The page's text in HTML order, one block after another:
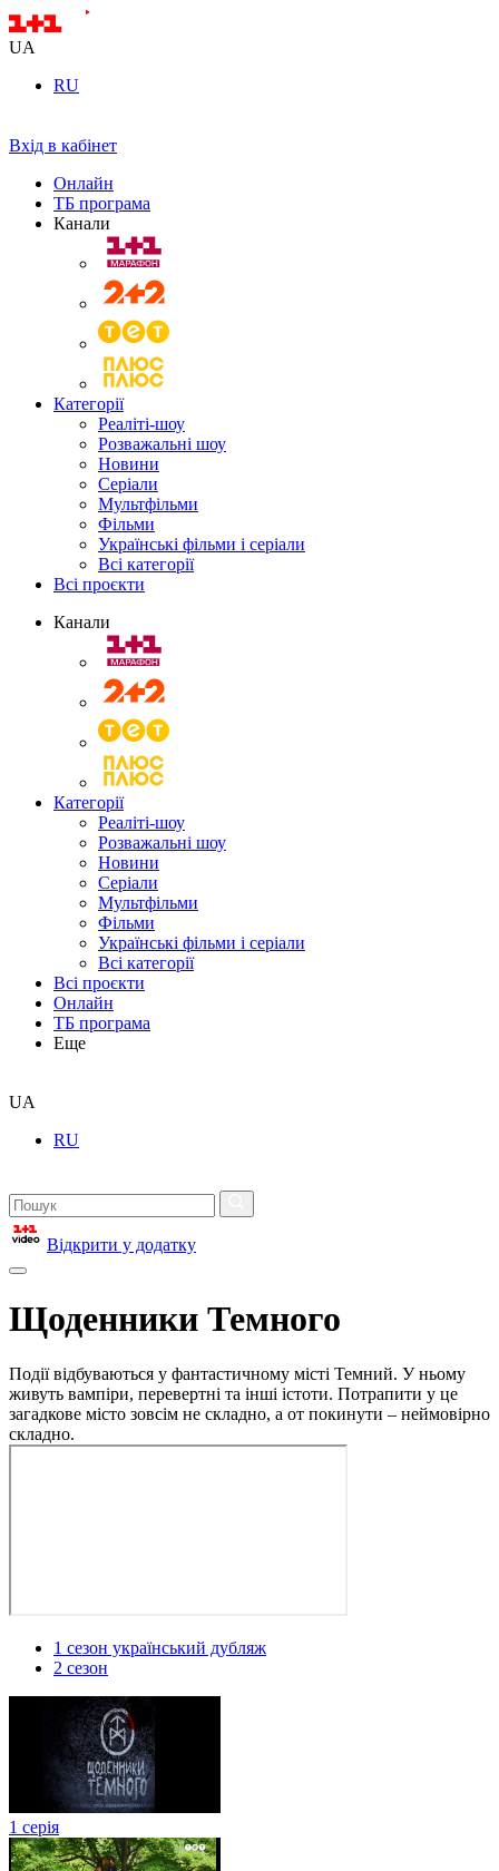
UA
RU
Вхід в кабінет
Онлайн
ТБ програма
Канали
Категорії
Реаліті-шоу
Розважальні шоу
Новини
Серіали
Мультфільми
Фільми
Українські фільми і серіали
Всі категорії
Всі проєкти
Канали
Категорії
Реаліті-шоу
Розважальні шоу
Новини
Серіали
Мультфільми
Фільми
Українські фільми і серіали
Всі категорії
Всі проєкти
Онлайн
ТБ програма
Еще
UA
RU
Відкрити у додатку
Щоденники Темного
Події відбуваються у фантастичному місті Темний. У ньому
живуть вампіри, перевертні та інші істоти. Потрапити у це
загадкове місто зовсім не складно, а от покинути – неймовірно
складно.
1 сезон український дубляж
2 сезон
1 серія